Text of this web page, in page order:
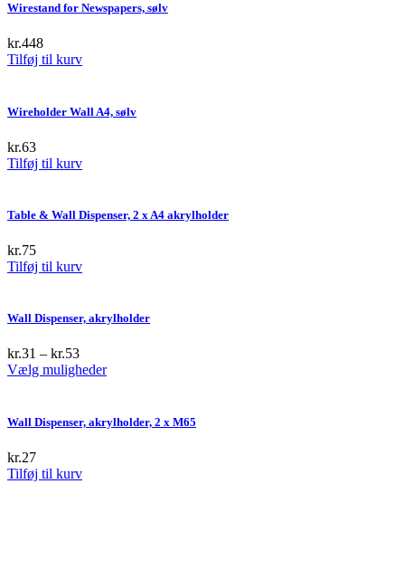
Wirestand for Newspapers, sølv
kr.448
Tilføj til kurv
Wireholder Wall A4, sølv
kr.63
Tilføj til kurv
Table & Wall Dispenser, 2 x A4 akrylholder
kr.75
Tilføj til kurv
Wall Dispenser, akrylholder
kr.31 – kr.53
Vælg mulighederThis
multiple
variants.
Wall Dispenser, akrylholder, 2 x M65
kr.27
Tilføj til kurv